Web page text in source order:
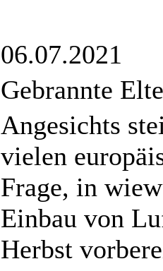
06.07.2021
Gebrannte
Angesichts
vielen
Frage, in
Einbau von
Herbst